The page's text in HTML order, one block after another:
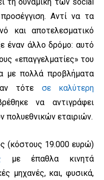
τη δυναμική των social
Αντί να τα
και αποτελεσματικό
έναν άλλο δρόμο: αυτό
«επαγγελματίες» του
με πολλά προβλήματα
τότε σε καλύτερη
να αντιγράφει
πολυεθνικών εταιριών.
(κόστους 19.000 ευρώ)
με έπαθλα κινητά
μηχανές, και, φυσικά,